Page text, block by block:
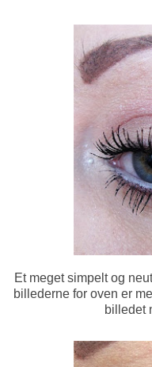
Et meget simpelt og
billederne for oven er
billedet